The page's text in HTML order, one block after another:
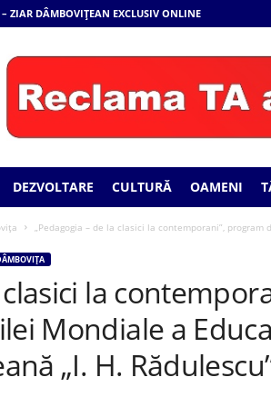
– ZIAR DÂMBOVIȚEAN EXCLUSIV ONLINE
DEZVOLTARE CULTURĂ OAMENI
„Pedagogia – de la clasici la contemporani”, program
la
Mondiale a
„I. H.